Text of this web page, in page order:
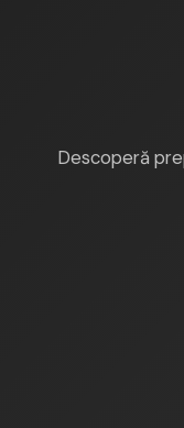
Descoperă